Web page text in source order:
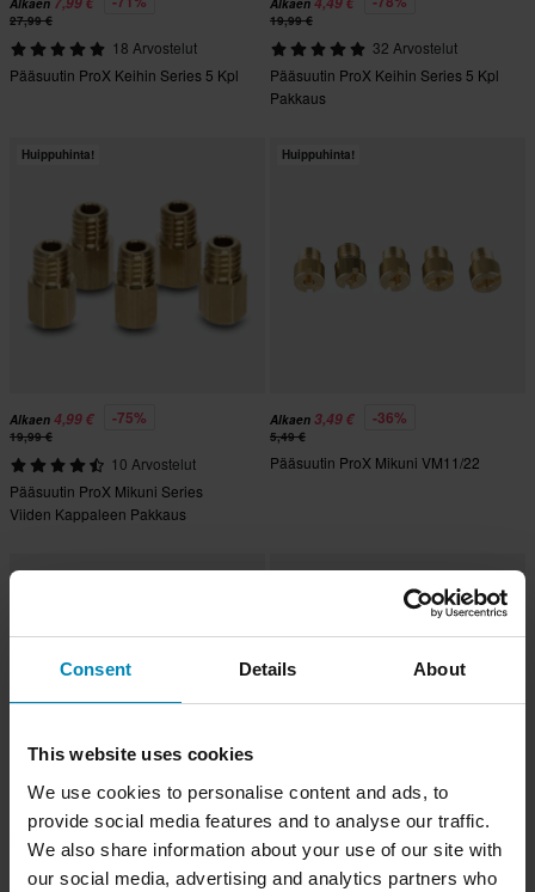
Consent Details About
This website uses cookies
We use cookies to personalise content and ads, to
provide social media features and to analyse our traffic.
We also share information about your use of our site with
our social media, advertising and analytics partners who
Alkaen
27,99 €
18 Arvostelut
Pääsuutin ProX Keihin Series 5 Kpl
Alkaen
19,99 €
32 Arvostelut
Pääsuutin ProX Keihin Series 5 Kpl
Pakkaus
Huippuhinta!
Alkaen 4,99 € -75%
19,99 €
10 Arvostelut
Pääsuutin ProX Mikuni Series
Viiden Kappaleen Pakkaus
Huippuhinta!
Alkaen 3,49 € -36%
5,49 €
Pääsuutin ProX Mikuni VM11/22
292,99 € -20%
365,99 €
Pääsuutinsarja ProX Mikuni
-25%
50,99 €
7 Arvostelut